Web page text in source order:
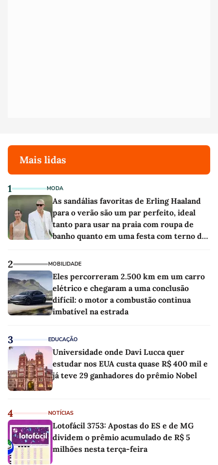
Mais lidas
1 MODA
As sandálias favoritas de Erling Haaland
para o verão são um par perfeito, ideal
tanto para usar na praia com roupa de
banho quanto em uma festa com terno de
2 MOBILIDADE
Eles percorreram 2.500 km em um carro
elétrico e chegaram a uma conclusão
difícil: o motor a combustão continua
imbatível na estrada
3 EDUCAÇÃO
Universidade onde Davi Lucca quer
estudar nos EUA custa quase R$ 400 mil e
já teve 29 ganhadores do prêmio Nobel
4 NOTÍCIAS
Lotofácil 3753: Apostas do ES e de MG
dividem o prêmio acumulado de R$ 5
milhões nesta terça-feira